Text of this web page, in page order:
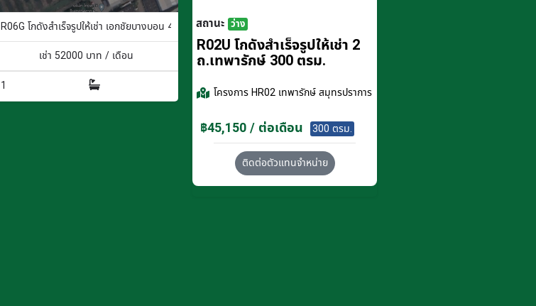
R06G โกดังสำเร็จรูปให้เช่า เอกชัยบางบอน 400 ตรม.
เช่า 52000 บาท / เดือน
1
สถานะ ว่าง
R02U โกดังสำเร็จรูปให้เช่า 2
ถ.เทพารักษ์ 300 ตรม.
โครงการHR02 เทพารักษ์ สมุทรปราการ
฿45,150 / ต่อเดือน 300 ตรม.
ติดต่อตัวแทนจำหน่าย